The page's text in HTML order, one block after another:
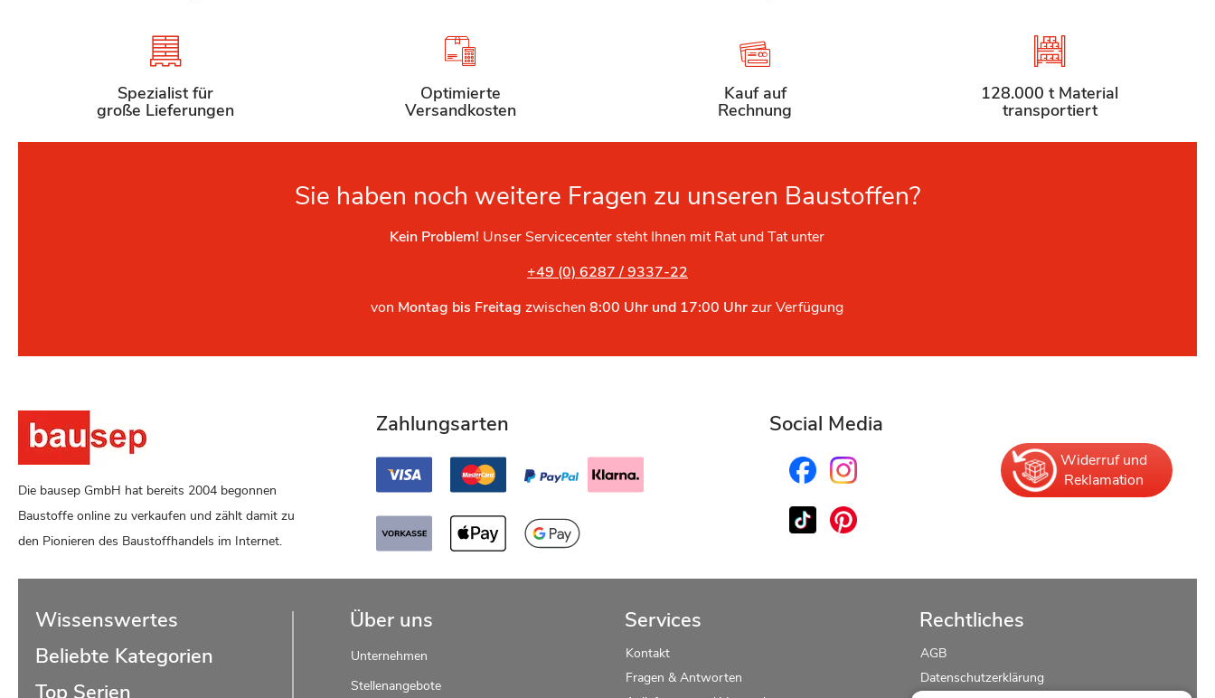
Spezialist für
große Lieferungen
Optimierte
Versandkosten
Kauf auf
Rechnung
128.000 t Material
transportiert
Sie haben noch weitere Fragen zu unseren Baustoffen?
Kein Problem! Unser Servicecenter steht Ihnen mit Rat und Tat unter
+49 (0) 6287 / 9337-22
von Montag bis Freitag zwischen8:00 Uhr und 17:00 Uhrzur Verfügung
Die bausep GmbH hat bereits 2004 begonnen
Baustoffe online zu verkaufen und zählt damit zu
den Pionieren des Baustoffhandels im Internet.
Zahlungsarten Social Media
Widerruf und
Reklamation
Wissenswertes
Beliebte Kategorien
Top Serien
Über uns
Unternehmen
Stellenangebote
Services
Kontakt
Fragen & Antworten
Rechtliches
AGB
Datenschutzerklärung